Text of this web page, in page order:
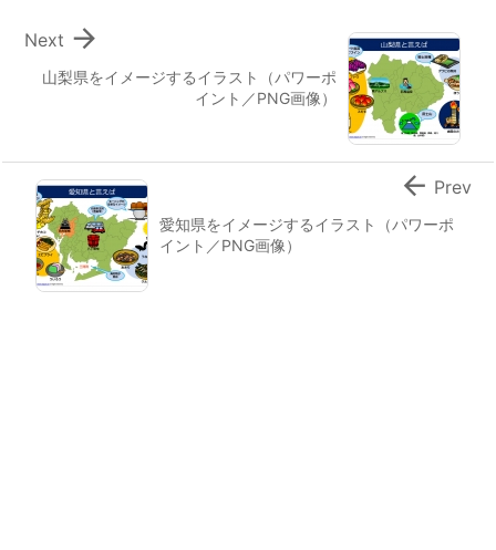
山梨県をイメージするイラスト（パワーポ
イント／PNG画像）

Next
愛知県をイメージするイラスト（パワーポ
イント／PNG画像）
 Prev